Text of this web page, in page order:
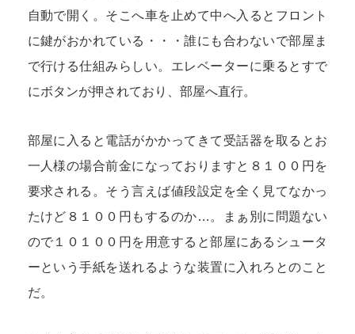
自動で開く。そこへ車を止めて中へ入るとフロント
に鍵がおかれている・・・誰にも合わないで部屋ま
で行ける仕組みらしい。エレベーターに乗るとすで
にボタンが押されており、部屋へ直行。
部屋に入ると電話がかかってきて受話器を取るとお
一人様の場合前金になっておりますと８１００円を
要求される。そう言えば値段設定を全く見てなかっ
たけど８１００円もするのか…。まぁ別に問題ない
ので１０１００円を用意すると部屋にあるシュータ
ーという手紙を送れるような装置に入れろとのこと
だ。